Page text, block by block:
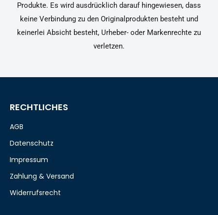
Produkte. Es wird ausdrücklich darauf hingewiesen, dass
keine Verbindung zu den Originalprodukten besteht und
keinerlei Absicht besteht, Urheber- oder Markenrechte zu
verletzen.
RECHTLICHES
AGB
Datenschutz
Impressum
Zahlung & Versand
Widerrufsrecht